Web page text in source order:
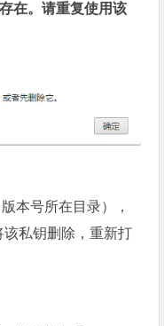
在。请重复使用该
本号所在目录），
私钥删除，重新打